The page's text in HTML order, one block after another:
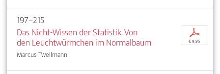
197–215
Das Nicht-Wissen der Statistik. Von
den Leuchtwürmchen im Normalbaum
Marcus Twellmann
p
€ 9,95